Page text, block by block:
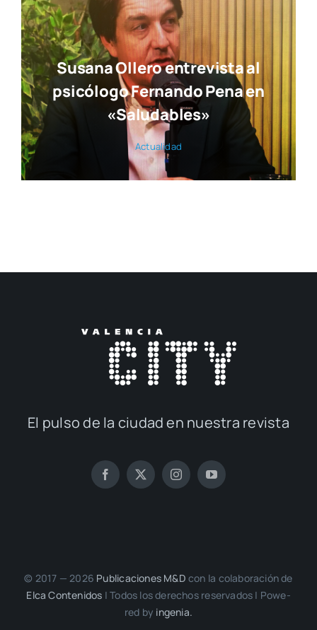
Susana Ollero entrevista al
psicólogo Fernando Pena en
«Saludables»
Actua­li­dad
El pul­so de la ciu­dad en nues­tra revis­ta
© 2017 — 2026 Publi­ca­cio­nes M&D con la cola­bo­ra­ción de
Elca Con­te­ni­dos | Todos los dere­chos reser­va­dos | Powe­
red by inge­nia.